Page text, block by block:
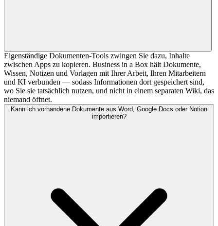
Eigenständige Dokumenten-Tools zwingen Sie dazu, Inhalte
zwischen Apps zu kopieren. Business in a Box hält Dokumente,
Wissen, Notizen und Vorlagen mit Ihrer Arbeit, Ihren Mitarbeitern
und KI verbunden — sodass Informationen dort gespeichert sind,
wo Sie sie tatsächlich nutzen, und nicht in einem separaten Wiki, das
niemand öffnet.
Kann ich vorhandene Dokumente aus Word, Google Docs oder Notion
importieren?